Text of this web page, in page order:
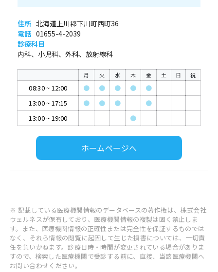
住所 北海道上川郡下川町西町36
電話 01655-4-2039
診療科目
内科、小児科、外科、放射線科
月 火 水 木 金 土 日 祝
08:30~ 12:00 ● ● ● ●
●
13:00~ 17:15 ● ● ●
●
13:00~ 19:00 ●
ホームページへ
※ 記載している医療機関情報のデータベースの著作権は、株式会社
ウェルネスが保有しており、医療機関情報の複製は固く禁止しま
す。また、医療機関情報の正確性または完全性を保証するものでは
なく、それら情報の閲覧に起因して生じた損害については、一切責
任を負いかねます。診療日時・時間が変更されている場合がありま
すので、検索した医療機関で受診する前に、直接、当該医療機関へ
お問い合わせください。